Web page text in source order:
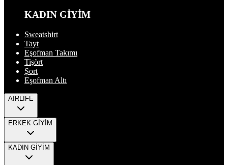
KADIN GİYİM
Sweatshirt
Tayt
Eşofman Takımı
Tişört
Şort
Eşofman Altı
AIRLIFE
ERKEK GİYİM
KADIN GİYİM